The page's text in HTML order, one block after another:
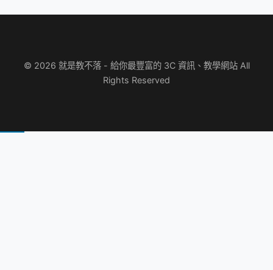
© 2026 就是教不落 - 給你最豐富的 3C 資訊、教學網站 All
Rights Reserved